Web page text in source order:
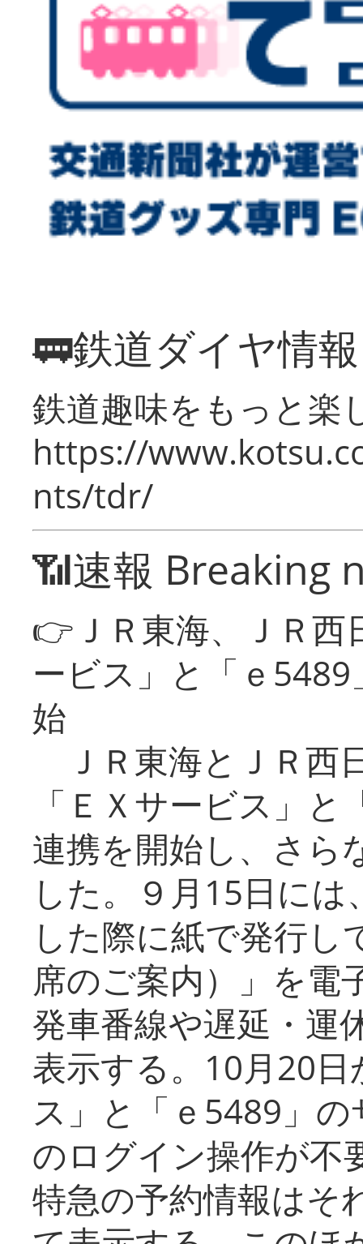
🚃鉄道ダイヤ情
鉄道趣味をもっと楽
https://
nts/tdr/
📶速報 Breaking
👉ＪＲ東海、ＪＲ
ービス」と「ｅ
始
ＪＲ東海とＪＲ西
「ＥＸサービス」
連携を開始し、さら
した。９月15日に
した際に紙で発行し
席のご案内）」を電
発車番線や遅延・運
表示する。10月20
ス」と「ｅ5489」
のログイン操作が不
特急の予約情報はそ